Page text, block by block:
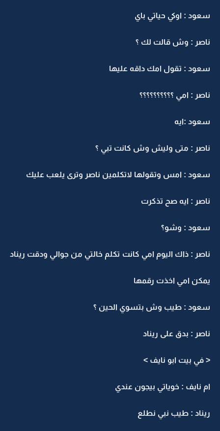
سعود : اوكي حياتي باي
ناصر : وش قالت لك ؟
سعود : تقول امك داقه عليها
ناصر : امي ؟؟؟؟؟؟؟؟؟؟
سعود :ايه
ناصر : متى وليش وش كانت تبي ؟
سعود : امس وتقولها لاتكلمين ناصر وترى يلعب عليك
ناصر : ايه صح تذكرت
سعود : وشو؟
ناصر : ذاك اليوم امي كانت تكلم خالتي من جوالي ودقت ريناد
يمكن امي اخذت رقمها
سعود : طيب وش بتسوي الحين ؟
ناصر : بدق على ريناد
< في بيت ابو نايف >
ام نايف : خوياتي بيجون عندي
ريناد : طيب نبي نطلع